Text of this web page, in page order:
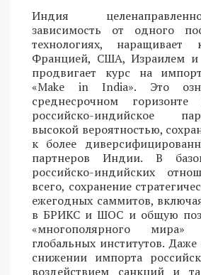
Индия
зависимость от одного
технологиях, наращивает
Францией, США, Израилем и
продвигает курс на
«Make in India». Это
среднесрочном
российско-индийское
высокой вероятностью,
к более
партнеров Индии. В
российско-индийских
всего, сохранение
ежегодных саммитов,
в БРИКС и ШОС и общую
«многополярного
глобальных институтов.
снижении импорта
воздействием санкций и